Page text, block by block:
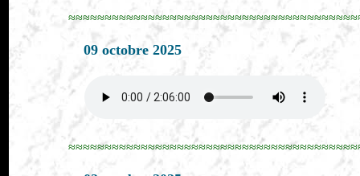
09 octobre 2025